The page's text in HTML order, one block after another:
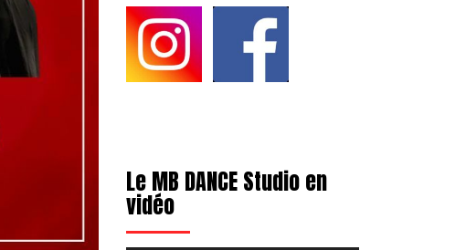
Le MB DANCE Studio en
vidéo